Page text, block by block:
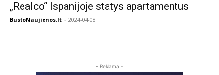
„Realco“ Ispanijoje statys apartamentus
BustoNaujienos.lt - 2024-04-08
- Reklama -